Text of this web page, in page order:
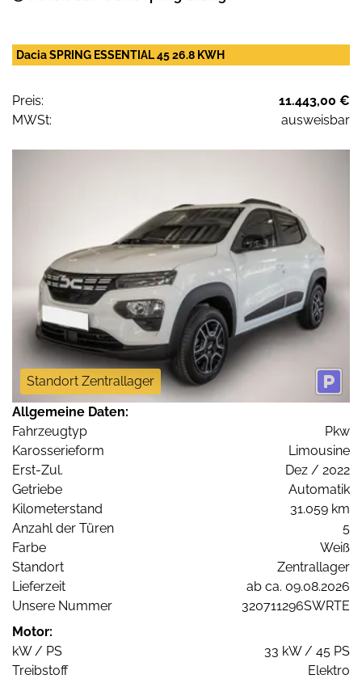
Dacia SPRING ESSENTIAL 45 26.8 KWH
Preis:
11.443,00 €
MWSt:
ausweisbar
Standort Zentrallager
Allgemeine Daten:
Fahrzeugtyp
Pkw
Karosserieform
Limousine
Erst-Zul.
Dez / 2022
Getriebe
Automatik
Kilometerstand
31.059 km
Anzahl der Türen
5
Farbe
Weiß
Standort
Zentrallager
Lieferzeit
ab ca. 09.08.2026
Unsere Nummer
320711296SWRTE
Motor:
kW / PS
33 kW / 45 PS
Treibstoff
Elektro